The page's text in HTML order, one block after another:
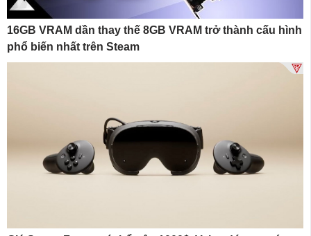
16GB VRAM dần thay thế 8GB VRAM trở thành cấu hình
phổ biến nhất trên Steam